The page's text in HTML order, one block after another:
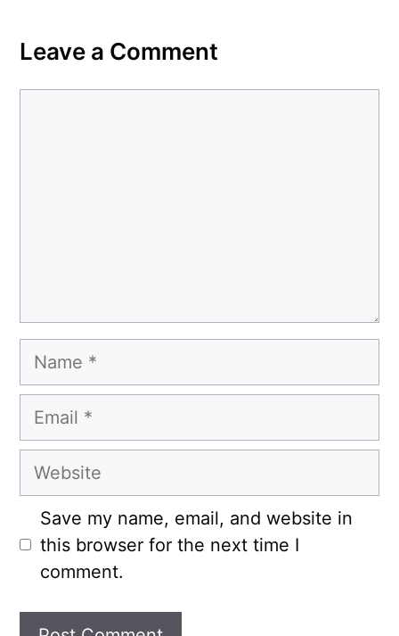
Leave a Comment
Name
Email
Website
Save my name, email, and website in
this browser for the next time I
comment.